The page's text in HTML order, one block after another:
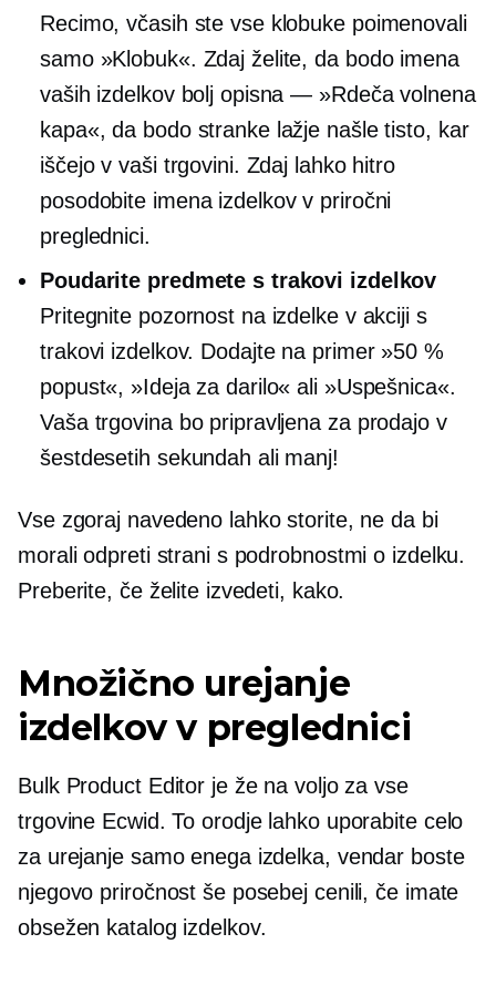
Recimo, včasih ste vse klobuke poimenovali
samo »Klobuk«. Zdaj želite, da bodo imena
vaših izdelkov bolj opisna — »Rdeča volnena
kapa«, da bodo stranke lažje našle tisto, kar
iščejo v vaši trgovini. Zdaj lahko hitro
posodobite imena izdelkov v priročni
preglednici.
Poudarite predmete s trakovi izdelkov
Pritegnite pozornost na izdelke v akciji s
trakovi izdelkov. Dodajte na primer »50 %
popust«, »Ideja za darilo« ali »Uspešnica«.
Vaša trgovina bo pripravljena za prodajo v
šestdesetih sekundah ali manj!
Vse zgoraj navedeno lahko storite, ne da bi
morali odpreti strani s podrobnostmi o izdelku.
Preberite, če želite izvedeti, kako.
Množično urejanje
izdelkov v preglednici
Bulk Product Editor je že na voljo za vse
trgovine Ecwid. To orodje lahko uporabite celo
za urejanje samo enega izdelka, vendar boste
njegovo priročnost še posebej cenili, če imate
obsežen katalog izdelkov.